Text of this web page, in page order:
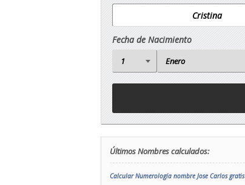
Fecha de Nacimiento
Últimos Nombres calculados:
Calcular Numerología nombre Jose Carlos gratis